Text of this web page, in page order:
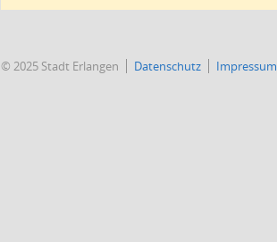
© 2025 Stadt Erlangen Datenschutz Impressum